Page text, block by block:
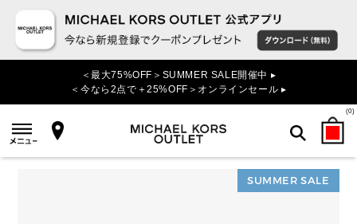
＜最大75%OFF＞SUMMER SALE開催中 ▸
＜今なら2点で＋25%OFF＞オンラインセール ▸
(0)
検索
SUMMER SALE